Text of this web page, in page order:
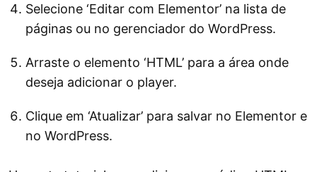
Selecione ‘Editar com Elementor’ na lista de
páginas ou no gerenciador do WordPress.
Arraste o elemento ‘HTML’ para a área onde
deseja adicionar o player.
Clique em ‘Atualizar’ para salvar no Elementor e
no WordPress.